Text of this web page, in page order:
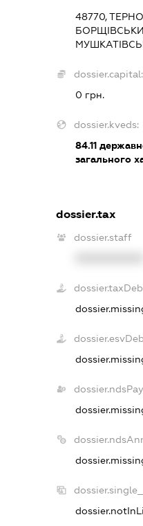
48770,
dossier.capital:
0 грн.
dossier.kveds:
84.11
загального
dossier.tax
dossier.staff